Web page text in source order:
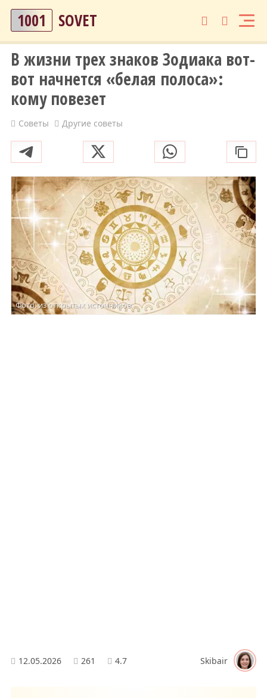
1001 SOVET
В жизни трех знаков Зодиака вот-
вот начнется «белая полоса»:
кому повезет
Советы Другие советы
Фото: из открытых источников
12.05.2026 261 4.7 Skibair